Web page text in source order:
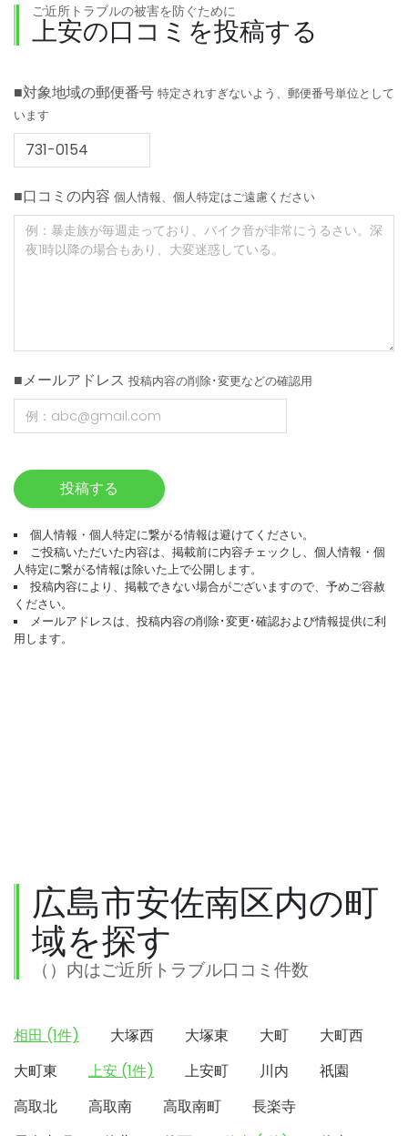
ご近所トラブルの被害を防ぐために
上安の口コミを投稿する
■対象地域の郵便番号 特定されすぎないよう、郵便番号単位として
います
■口コミの内容 個人情報、個人特定はご遠慮ください
■メールアドレス 投稿内容の削除･変更などの確認用
投稿する
個人情報・個人特定に繋がる情報は避けてください。
ご投稿いただいた内容は、掲載前に内容チェックし、個人情報・個
人特定に繋がる情報は除いた上で公開します。
投稿内容により、掲載できない場合がございますので、予めご容赦
ください。
メールアドレスは、投稿内容の削除･変更･確認および情報提供に利
用します。
広島市安佐南区内の町
域を探す
（）内はご近所トラブル口コミ件数
相田 (1件) 大塚西 大塚東 大町
大町西
大町東
上安 (1件) 上安町 川内
祇園
高取北
高取南 高取南町
長楽寺